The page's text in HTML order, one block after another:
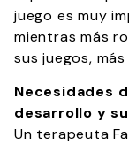
juego es muy
mientras más
sus juegos,
Necesidades
desarrollo y
Un terapeuta